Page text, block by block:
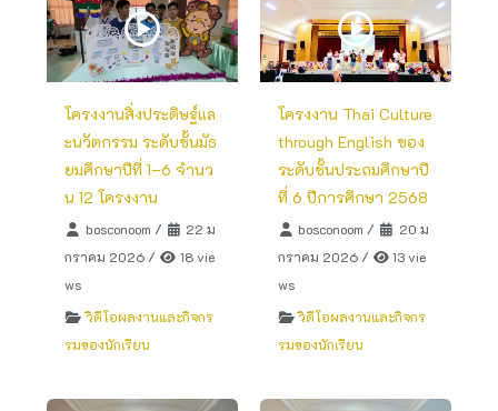
โครงงานสิ่งประดิษฐ์แล
ะนวัตกรรม ระดับชั้นมัธ
ยมศึกษาปีที่ 1–6 จำนว
น 12 โครงงาน
bosconoom /
22 ม
กราคม 2026/
18 vie
ws
วิดีโอผลงานและกิจกร
รมของนักเรียน
โครงงาน Thai Culture
through English ของ
ระดับชั้นประถมศึกษาปี
ที่ 6 ปีการศึกษา 2568
bosconoom /
20 ม
กราคม 2026/
13 vie
ws
วิดีโอผลงานและกิจกร
รมของนักเรียน